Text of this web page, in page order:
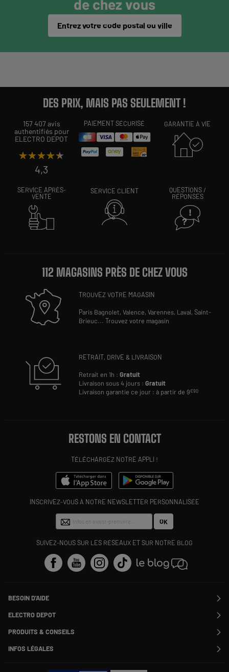
de chez vous
Entrez votre code postal ou ville
DES PRIX, MAIS PAS SEULEMENT !
157 407 avis
authentifiés pour
ELECTRO DEPOT
★★★★★
★★★★★
4,3
PAIEMENT SÉCURISÉ GARANTIE À VIE
SERVICE APRÈS-
VENTE
SERVICE CLIENT
QUESTIONS /
RÉPONSES
112 MAGASINS PRÈS DE CHEZ VOUS
TROUVEZ VOTRE MAGASIN
Paris Bagnolet,Valence,Varennes, Laval,Saint-
Brieuc...Trouvez votre magasin
RETRAIT, DRIVE & LIVRAISON
Retrait en 1h :Gratuit
Livraison sous 4 jours :Gratuit
Livraison garantie ce jour : à partir de 9€90
RESTONS EN CONTACT
TÉLÉCHARGEZ NOTRE APPLI !
INSCRIVEZ-VOUS À NOTRE NEWSLETTER PERSONNALISÉE
OK
SUIVEZ-NOUS SUR LES RÉSEAUX ET SUR NOTRE BLOG
BESOIN D'AIDE
Suivre ma commande
Modifier ou annuler ma commande
SAV
Payer en plusieurs fois
ELECTRO DEPOT
Rejoignez-nous !
PRODUITS & CONSEILS
Nos marques
Les avis du site
INFOS LÉGALES